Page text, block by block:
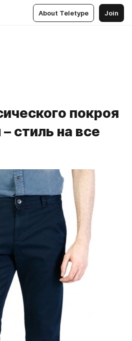
About Teletype Join
покроя
стиль на все